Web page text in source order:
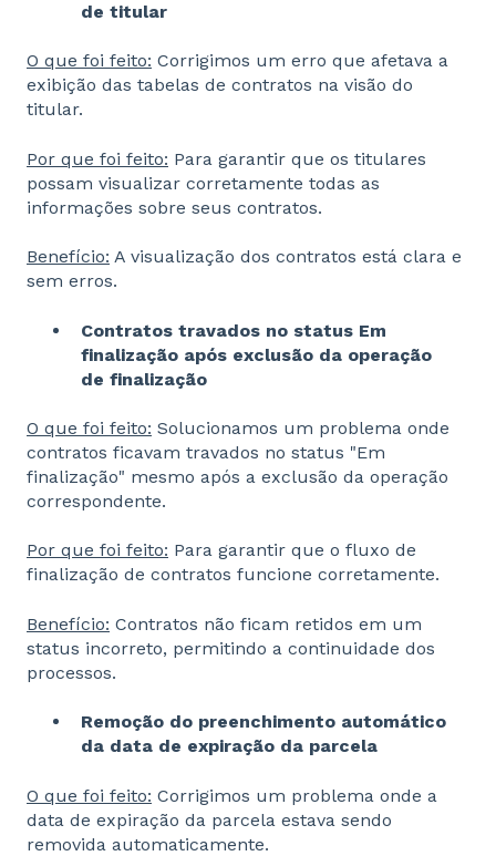
de titular
O que foi feito: Corrigimos um erro que afetava a
exibição das tabelas de contratos na visão do
titular.
Por que foi feito: Para garantir que os titulares
possam visualizar corretamente todas as
informações sobre seus contratos.
Benefício: A visualização dos contratos está clara e
sem erros.
Contratos travados no status Em
finalização após exclusão da operação
de finalização
O que foi feito: Solucionamos um problema onde
contratos ficavam travados no status "Em
finalização" mesmo após a exclusão da operação
correspondente.
Por que foi feito: Para garantir que o fluxo de
finalização de contratos funcione corretamente.
Benefício: Contratos não ficam retidos em um
status incorreto, permitindo a continuidade dos
processos.
Remoção do preenchimento automático
da data de expiração da parcela
O que foi feito: Corrigimos um problema onde a
data de expiração da parcela estava sendo
removida automaticamente.